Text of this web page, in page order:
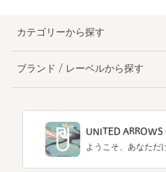
カテゴリーから探す
ブランド / レーベルから探す
UNITED ARROWS
ようこそ、あなただ